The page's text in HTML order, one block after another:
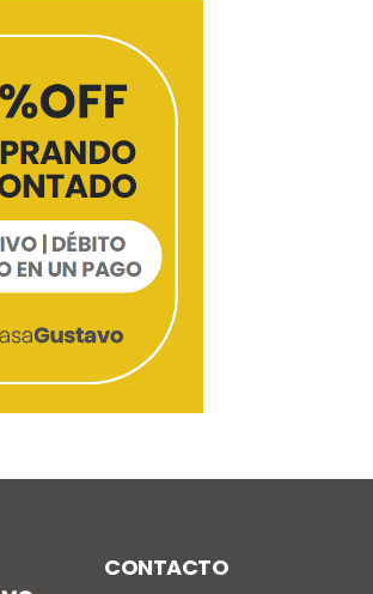
CONTACTO